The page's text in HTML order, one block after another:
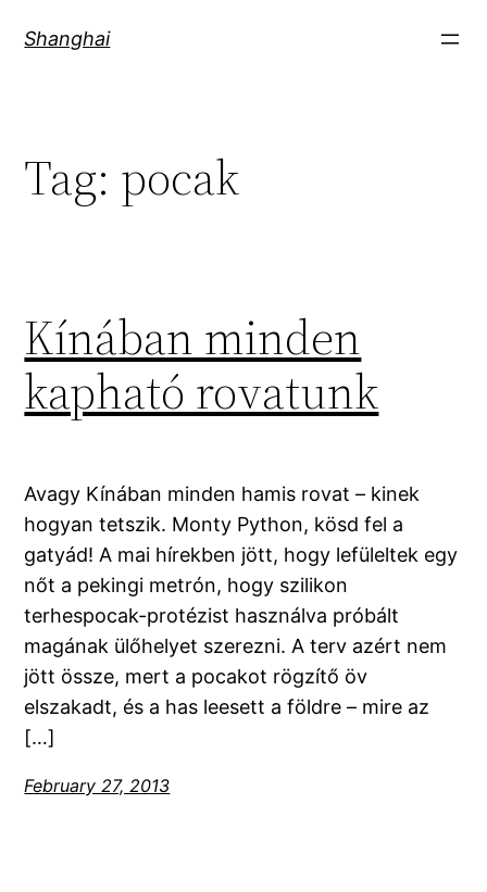
Shanghai
Tag: pocak
Kínában minden
kapható rovatunk
Avagy Kínában minden hamis rovat – kinek
hogyan tetszik. Monty Python, kösd fel a
gatyád! A mai hírekben jött, hogy lefüleltek egy
nőt a pekingi metrón, hogy szilikon
terhespocak-protézist használva próbált
magának ülőhelyet szerezni. A terv azért nem
jött össze, mert a pocakot rögzítő öv
elszakadt, és a has leesett a földre – mire az
[…]
February 27, 2013